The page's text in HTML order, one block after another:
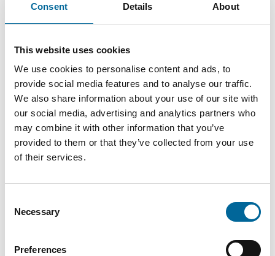
Consent Details About
This website uses cookies
We use cookies to personalise content and ads, to
provide social media features and to analyse our traffic.
We also share information about your use of our site with
our social media, advertising and analytics partners who
may combine it with other information that you’ve
provided to them or that they’ve collected from your use
of their services.
Selection
Necessary
Preferences
26.1 mm 3
SPECAFlex
3X50+3X10
29.2 mm 3
1900
kg/km
SPECAFlex
3X70+3X16
35.2 mm
2720
kg/km
SPECAFlex
SPECAFlex